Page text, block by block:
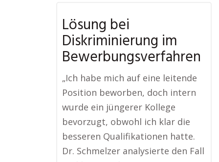
Lösung bei
Diskriminierung im
Bewerbungsverfahren
„Ich habe mich auf eine leitende
Position beworben, doch intern
wurde ein jüngerer Kollege
bevorzugt, obwohl ich klar die
besseren Qualifikationen hatte.
Dr. Schmelzer analysierte den Fall